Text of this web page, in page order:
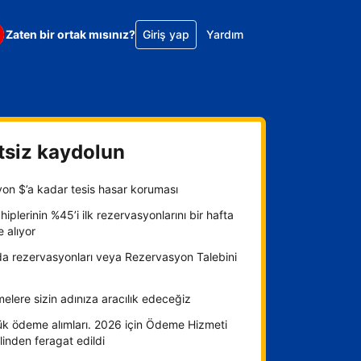
Zaten bir ortak mısınız? Giriş yap Yardım
kaydolun
$’a kadar tesis hasar koruması
%45’i ilk rezervasyonlarını bir hafta
alıyor
rezervasyonları veya Rezervasyon Talebini
sizin adınıza aracılık edeceğiz
ödeme alımları. 2026 için Ödeme Hizmeti
feragat edildi